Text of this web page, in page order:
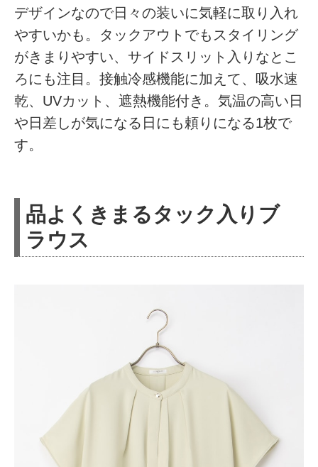
デザインなので日々の装いに気軽に取り入れ
やすいかも。タックアウトでもスタイリング
がきまりやすい、サイドスリット入りなとこ
ろにも注目。接触冷感機能に加えて、吸水速
乾、UVカット、遮熱機能付き。気温の高い日
や日差しが気になる日にも頼りになる1枚で
す。
品よくきまるタック入りブ
ラウス